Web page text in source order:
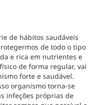
de hábitos saudáveis
de todo o tipo
e rica em nutrientes e
de forma regular, vai
forte e saudável.
organismo torna-se
infeções próprias de